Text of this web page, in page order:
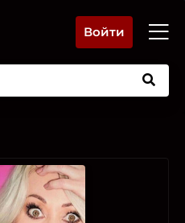
Войти